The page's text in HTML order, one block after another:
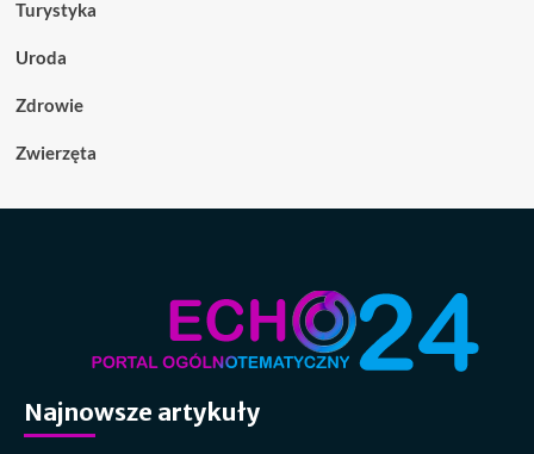
Turystyka
Uroda
Zdrowie
Zwierzęta
Najnowsze artykuły